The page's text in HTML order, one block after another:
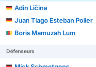
Adin Ličina
Juan Tiago Esteban Poller
Boris Mamuzah Lum
Défenseurs